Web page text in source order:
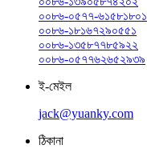
০০৮৬-০৫৭৭-৬১৫৮১৮০১
০০৮৬-১৮১৬৭২৯০৫৫১
০০৮৬-১৩৫৮৭৭৮৫৯২২
০০৮৬-০৫৭৭৬২৬৫২৯৩৯
ই-মেইল
jack@yuanky.com
ঠিকানা